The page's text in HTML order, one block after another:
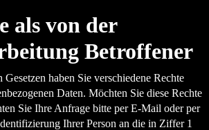
als von der
Betroffener
haben Sie verschiedene Rechte
Daten. Möchten Sie diese Rechte
Sie Ihre Anfrage bitte per E-Mail oder per
Ihrer Person an die in Ziffer 1